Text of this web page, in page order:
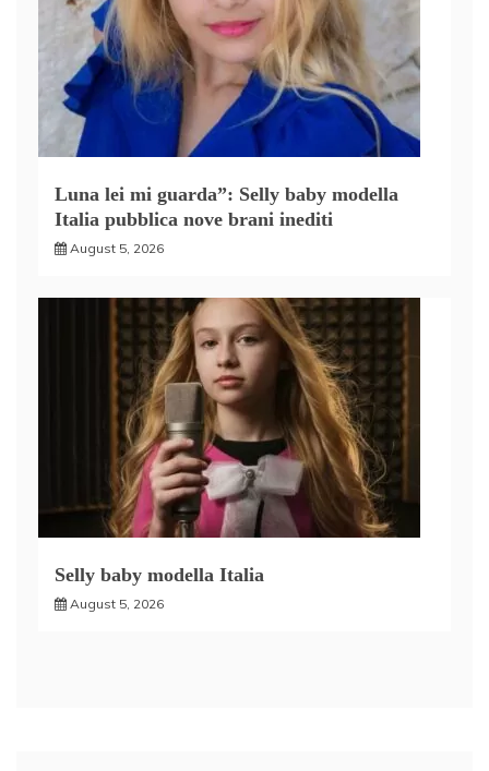
Luna lei mi guarda”: Selly baby modella
Italia pubblica nove brani inediti
August 5, 2026
Selly baby modella Italia
August 5, 2026